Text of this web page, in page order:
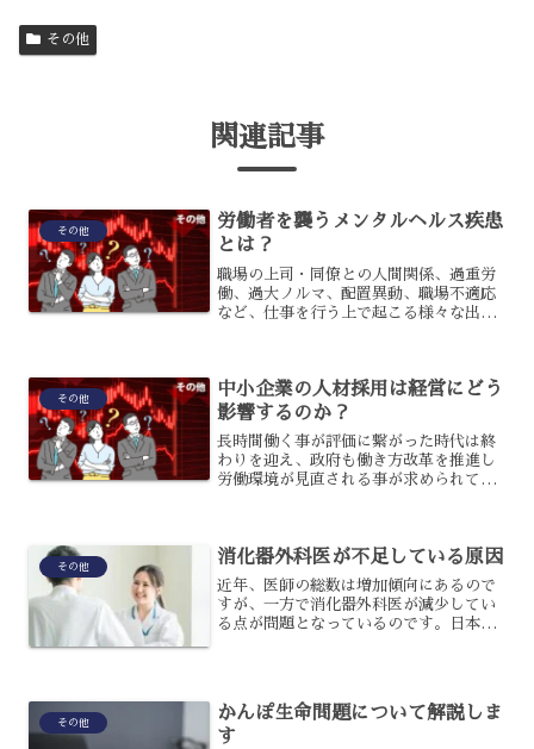
その他
関連記事
その他
労働者を襲うメンタルヘルス疾患
とは？
職場の上司・同僚との人間関係、過重労
働、過大ノルマ、配置異動、職場不適応
など、仕事を行う上で起こる様々な出来
際にはかなり負担がかかっ...
その他
中小企業の人材採用は経営にどう
影響するのか？
長時間働く事が評価に繋がった時代は終
わりを迎え、政府も働き方改革を推進し
労働環境が見直される事が求められてい
題で、既に様々な業種で問...
その他 消化器外科医が不足している原因
近年、医師の総数は増加傾向にあるので
すが、一方で消化器外科医が減少してい
る点が問題となっているのです。日本消
鐘を鳴らしているのです...
その他
かんぽ生命問題について解説しま
す